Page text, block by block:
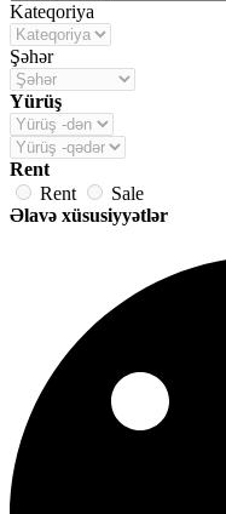
Kateqoriya
Şəhər
Yürüş
Rent
Rent
Sale
Əlavə xüsusiyyətlər